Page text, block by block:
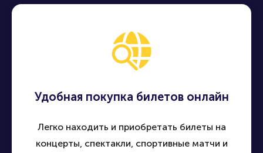
Удобная покупка билетов онлайн
Легко находить и приобретать билеты на
концерты, спектакли, спортивные матчи и